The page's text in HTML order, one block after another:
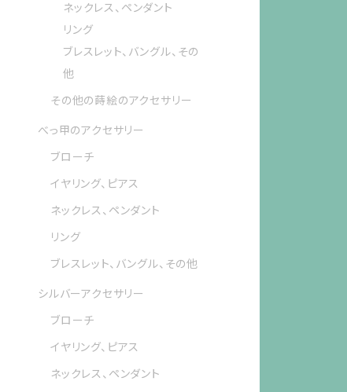
ネックレス、ペンダント
リング
ブレスレット、バングル、その
他
その他の蒔絵のアクセサリー
べっ甲のアクセサリー
ブローチ
イヤリング、ピアス
ネックレス、ペンダント
リング
ブレスレット、バングル、その他
シルバーアクセサリー
ブローチ
イヤリング、ピアス
ネックレス、ペンダント